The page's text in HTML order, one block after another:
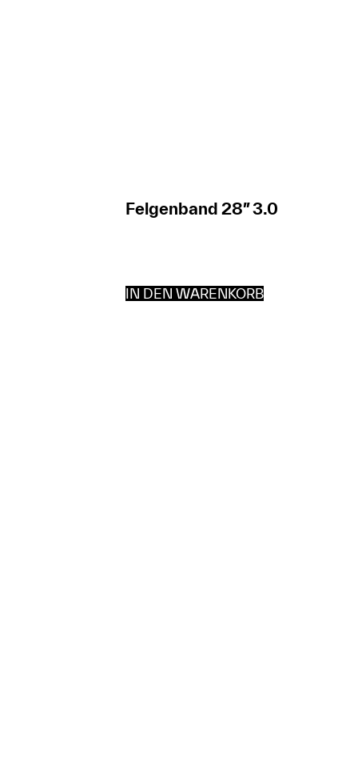
Felgenband 28″ 3.0
IN DEN WARENKORB